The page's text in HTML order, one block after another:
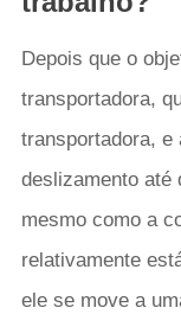
Depois que o
transportadora,
transportadora, e
deslizamento até
mesmo como a
relativamente
ele se move a